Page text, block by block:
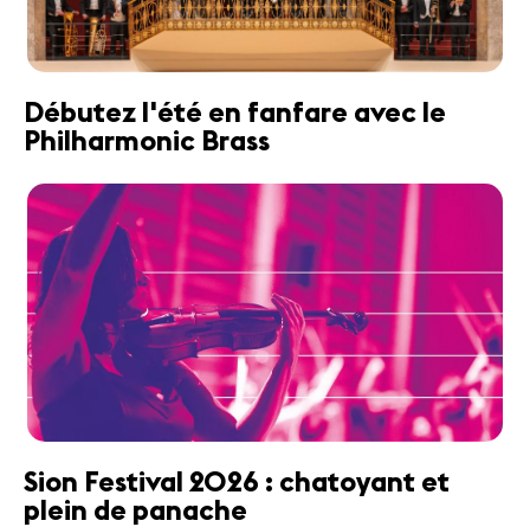
Débutez l'été en fanfare avec le
Philharmonic Brass
Sion Festival 2026 : chatoyant et
plein de panache